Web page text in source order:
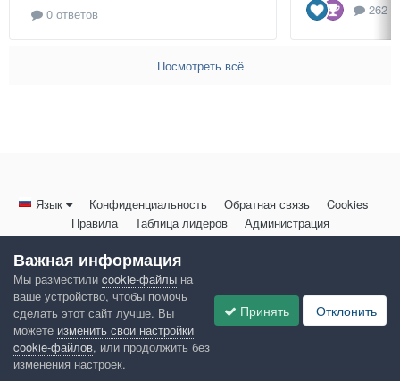
0 ответов 262
Посмотреть всё
Язык Конфиденциальность Обратная связь
Cookies
Правила
Таблица лидеров Администрация
Powered by Invision Community
Важная информация
Мы разместили cookie-файлы на
ваше устройство, чтобы помочь
сделать этот сайт лучше. Вы
можете изменить свои настройки
cookie-файлов, или продолжить без
изменения настроек.
Принять Отклонить